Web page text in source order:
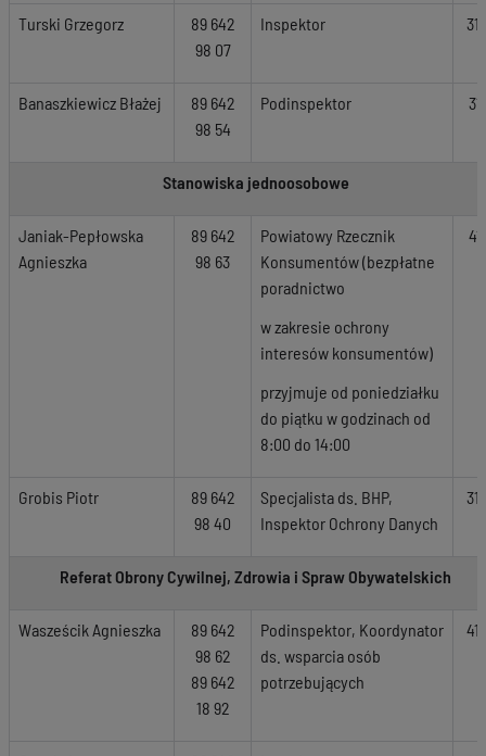
Turski Grzegorz
89 642
98 07
Inspektor
Banaszkiewicz Błażej
89 642
98 54
Podinspektor 311
Stanowiska jednoosobowe
Janiak-Pepłowska
Agnieszka
89 642
98 63
Powiatowy Rzecznik
Konsumentów (bezpłatne
poradnictwo
w zakresie ochrony
interesów konsumentów)
przyjmuje od poniedziałku
do piątku w godzinach od
8:00 do 14:00
Grobis Piotr
89 642
98 40
Specjalista ds. BHP,
Inspektor Ochrony Danych
Referat Obrony Cywilnej, Zdrowia i Spraw Obywatelskich
Wasześcik Agnieszka
89 642
98 62
89 642
18 92
Podinspektor, Koordynator
ds. wsparcia osób
potrzebujących